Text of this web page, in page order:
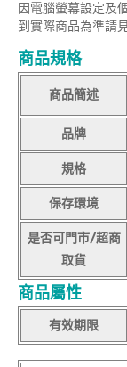
因電腦螢幕設定及
到實際商品為準請
商品規格
商品簡述
品牌
規格
保存環境
是否可門市/超商
取貨
商品屬性
有效期限